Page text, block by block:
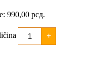
990,00 рсд.
+